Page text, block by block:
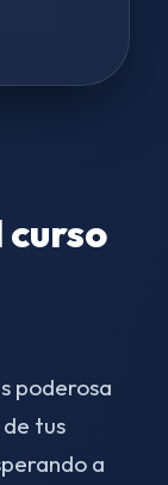
curso
poderosa
tus
a